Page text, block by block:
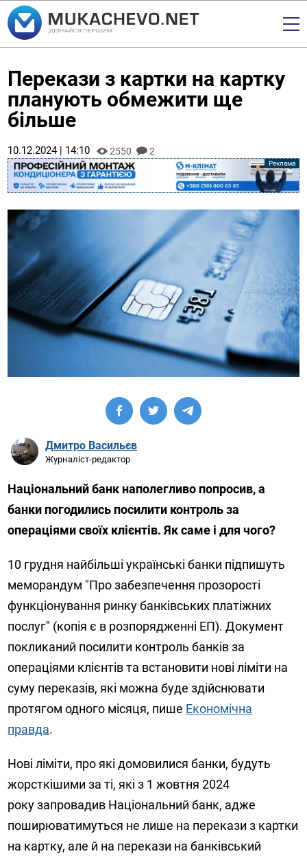
Перекази з картки на картку
планують обмежити ще
більше
10.12.2024 | 14:10 2550 2
Дмитро Васильєв
Журналіст-редактор
Національний банк наполегливо попросив, а
банки погодились посилити контроль за
операціями своїх клієнтів. Як саме і для чого?
10 грудня найбільші українські банки підпишуть
меморандум "Про забезпечення прозорості
функціонування ринку банківських платіжних
послуг" (копія є в розпорядженні ЕП). Документ
покликаний посилити контроль банків за
операціями клієнтів та встановити нові ліміти на
суму переказів, які можна буде здійснювати
протягом одного місяця, пише Економічна
правда.
Нові ліміти, про які домовилися банки, будуть
жорсткішими за ті, які з 1 жовтня 2024
року запровадив Національний банк, адже
поширюватимуться не лише на перекази з картки
на картку, але й на перекази на банківський